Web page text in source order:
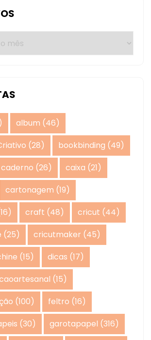
album (46)
(28) bookbinding (49)
caderno (26) caixa (21)
cartonagem (19)
craft (48) cricut (44)
(25) cricutmaker (45)
(15) dicas (17)
(15)
(100) feltro (16)
(30) garotapapel (316)